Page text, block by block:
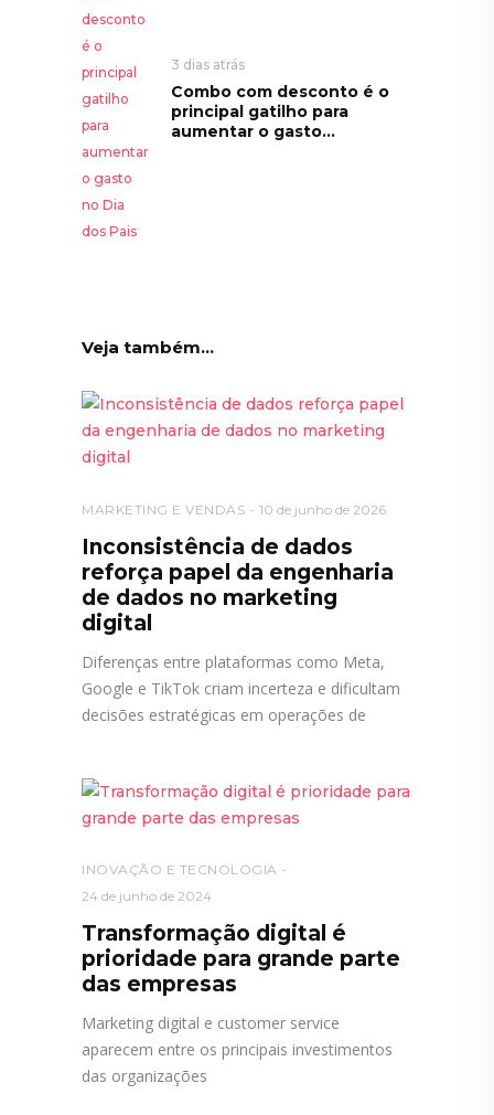
3 dias atrás
Combo com desconto é o
principal gatilho para
aumentar o gasto...
Veja também...
MARKETING E VENDAS 10 de junho de 2026
Inconsistência de dados
reforça papel da engenharia
de dados no marketing
digital
Diferenças entre plataformas como Meta,
Google e TikTok criam incerteza e dificultam
decisões estratégicas em operações de
INOVAÇÃO E TECNOLOGIA
24 de junho de 2024
Transformação digital é
prioridade para grande parte
das empresas
Marketing digital e customer service
aparecem entre os principais investimentos
das organizações